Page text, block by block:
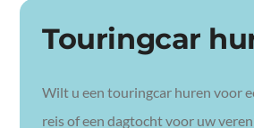
Touringcar
Wilt u een touringcar huren voor
reis of een dagtocht voor uw